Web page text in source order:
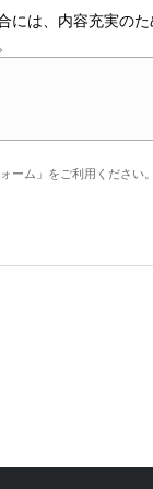
には、内容充実の
ーム」をご利用ください。